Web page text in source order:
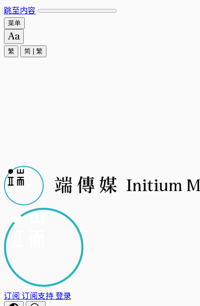
跳至内容
菜单
繁 简 繁
订阅 订阅支持登录